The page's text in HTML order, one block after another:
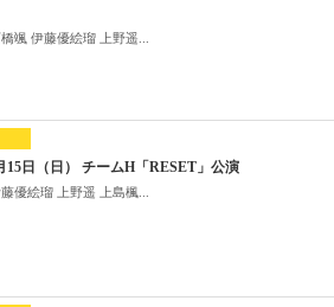
颯 伊藤優絵瑠 上野遥...
15日（日） チームH「RESET」公演
優絵瑠 上野遥 上島楓...